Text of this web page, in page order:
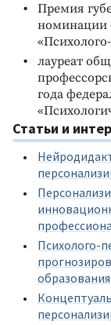
Премия
номинации
лауреат
года
Статьи и
Психолого-